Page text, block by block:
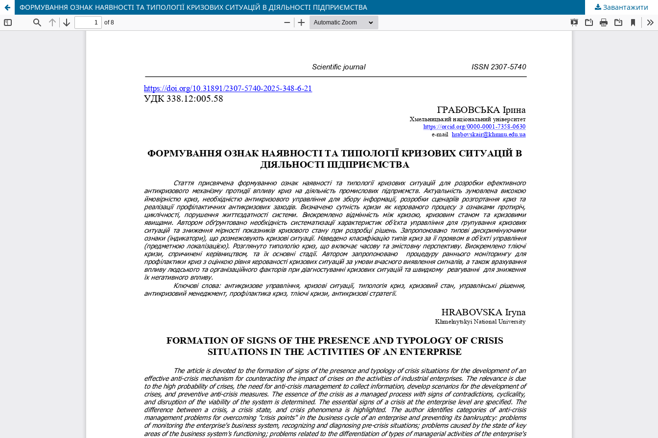
ФОРМУВАННЯ ОЗНАК НАЯВНОСТІ ТА ТИПОЛОГІЇ КРИЗОВИХ СИТУАЦІЙ В ДІЯЛЬНОСТІ ПІДПРИЄМСТВА Завантажити